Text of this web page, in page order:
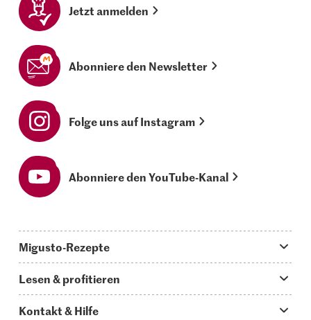
Jetzt anmelden
Abonniere den Newsletter
Folge uns auf Instagram
Abonniere den YouTube-Kanal
Migusto-Rezepte
Was koche ich heute?
Lesen & profitieren
Kontakt & Hilfe